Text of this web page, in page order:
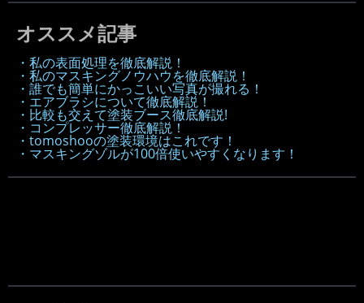
オススメ記事
・私の表面処理を徹底解説！
・私のマスキングノウハウを徹底解説！
・誰でも簡単にかっこいい写真が撮れる！
・エアブラシについて徹底解説！
・比較も交えて塗装ブース徹底解説!
・コンプレッサー徹底解説！
・tomoshooの塗装環境はこれです！
・マスキングゾルが100倍使いやすくなります！